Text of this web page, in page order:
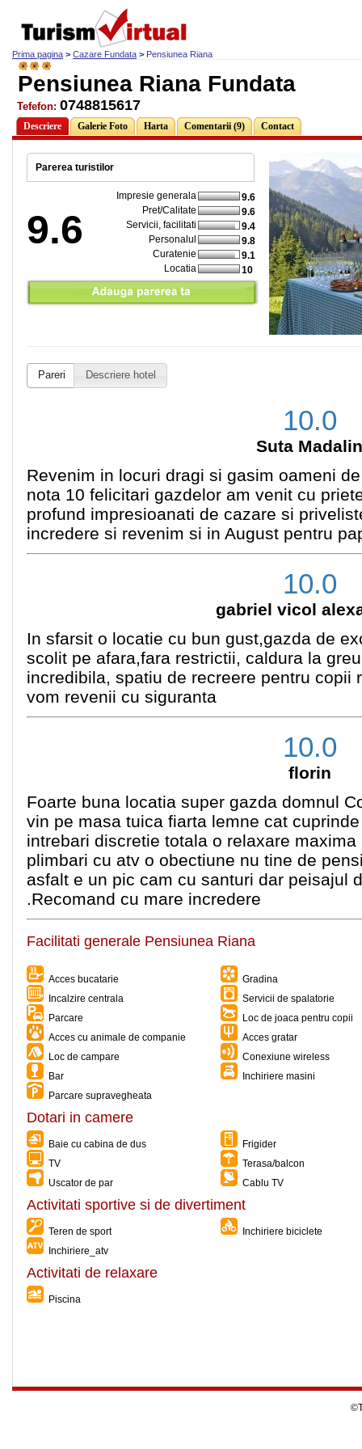
Prima pagina > Cazare Fundata > Pensiunea Riana
Pensiunea Riana Fundata
Tefefon: 0748815617
Descriere Galerie Foto Harta Comentarii (9) Contact
Parerea turistilor
9.6
Impresie generala
9.6
Pret/Calitate
9.6
Servicii, facilitati
9.4
Personalul
9.8
Curatenie
9.1
Locatia
10
Pareri Descriere hotel
10.0
Suta Madalin
Revenim in locuri dragi si gasim oameni
nota 10 felicitari gazdelor am venit cu
profund impresioanati de cazare si
incredere si revenim si in August pentru
10.0
gabriel vicol
In sfarsit o locatie cu bun gust,gazda de
scolit pe afara,fara restrictii, caldura la
incredibila, spatiu de recreere pentru copii
vom revenii cu siguranta
10.0
florin
Foarte buna locatia super gazda domnul
vin pe masa tuica fiarta lemne cat
intrebari discretie totala o relaxare
plimbari cu atv o obectiune nu tine de
asfalt e un pic cam cu santuri dar peisajul
.Recomand cu mare incredere
Facilitati generale Pensiunea Riana
Acces bucatarie
Gradina
Incalzire centrala
Servicii de spalatorie
Parcare
Loc de joaca pentru copii
Acces cu animale de companie
Acces gratar
Loc de campare
Conexiune wireless
Bar
Inchiriere masini
Parcare supravegheata
Dotari in camere
Baie cu cabina de dus
Frigider
TV
Terasa/balcon
Uscator de par
Cablu TV
Activitati sportive si de divertiment
Teren de sport
Inchiriere biciclete
Inchiriere_atv
Activitati de relaxare
Piscina